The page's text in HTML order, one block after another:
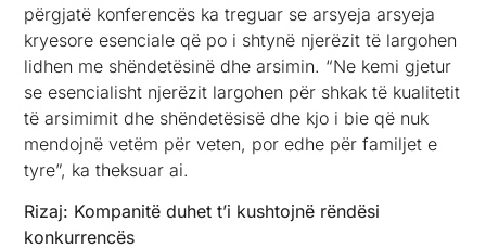
përgjatë konferencës ka treguar se arsyeja arsyeja
kryesore esenciale që po i shtynë njerëzit të largohen
lidhen me shëndetësinë dhe arsimin. “Ne kemi gjetur
se esencialisht njerëzit largohen për shkak të kualitetit
të arsimimit dhe shëndetësisë dhe kjo i bie që nuk
mendojnë vetëm për veten, por edhe për familjet e
tyre”, ka theksuar ai.
Rizaj: Kompanitë duhet t’i kushtojnë rëndësi
konkurrencës